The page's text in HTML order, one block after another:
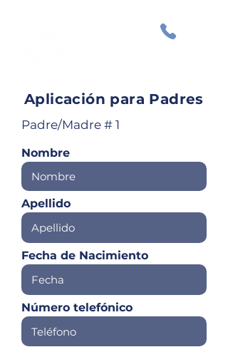
Aplicación para Padres
Padre/Madre # 1
Nombre
Apellido
Fecha de Nacimiento
Número telefónico